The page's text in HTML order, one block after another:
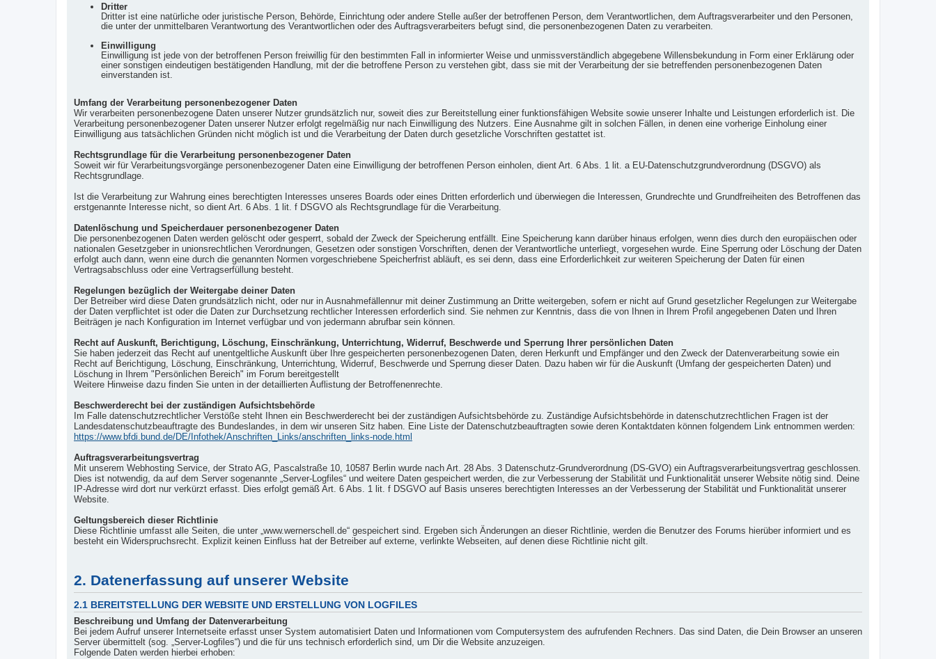
Dritter
Dritter ist eine natürliche oder juristische Person, Behörde, Einrichtung oder andere Stelle außer der betroffenen Person, dem Verantwortlichen, dem Auftragsverarbeiter und den Personen,
die unter der unmittelbaren Verantwortung des Verantwortlichen oder des Auftragsverarbeiters befugt sind, die personenbezogenen Daten zu verarbeiten.
Einwilligung
Einwilligung ist jede von der betroffenen Person freiwillig für den bestimmten Fall in informierter Weise und unmissverständlich abgegebene Willensbekundung in Form einer Erklärung oder
einer sonstigen eindeutigen bestätigenden Handlung, mit der die betroffene Person zu verstehen gibt, dass sie mit der Verarbeitung der sie betreffenden personenbezogenen Daten
einverstanden ist.
Umfang der Verarbeitung personenbezogener Daten
Wir verarbeiten personenbezogene Daten unserer Nutzer grundsätzlich nur, soweit dies zur Bereitstellung einer funktionsfähigen Website sowie unserer Inhalte und Leistungen erforderlich ist. Die
Verarbeitung personenbezogener Daten unserer Nutzer erfolgt regelmäßig nur nach Einwilligung des Nutzers. Eine Ausnahme gilt in solchen Fällen, in denen eine vorherige Einholung einer
Einwilligung aus tatsächlichen Gründen nicht möglich ist und die Verarbeitung der Daten durch gesetzliche Vorschriften gestattet ist.
Rechtsgrundlage für die Verarbeitung personenbezogener Daten
Soweit wir für Verarbeitungsvorgänge personenbezogener Daten eine Einwilligung der betroffenen Person einholen, dient Art. 6 Abs. 1 lit. a EU-Datenschutzgrundverordnung (DSGVO) als
Rechtsgrundlage.
Ist die Verarbeitung zur Wahrung eines berechtigten Interesses unseres Boards oder eines Dritten erforderlich und überwiegen die Interessen, Grundrechte und Grundfreiheiten des Betroffenen das
erstgenannte Interesse nicht, so dient Art. 6 Abs. 1 lit. f DSGVO als Rechtsgrundlage für die Verarbeitung.
Datenlöschung und Speicherdauer personenbezogener Daten
Die personenbezogenen Daten werden gelöscht oder gesperrt, sobald der Zweck der Speicherung entfällt. Eine Speicherung kann darüber hinaus erfolgen, wenn dies durch den europäischen oder
nationalen Gesetzgeber in unionsrechtlichen Verordnungen, Gesetzen oder sonstigen Vorschriften, denen der Verantwortliche unterliegt, vorgesehen wurde. Eine Sperrung oder Löschung der Daten
erfolgt auch dann, wenn eine durch die genannten Normen vorgeschriebene Speicherfrist abläuft, es sei denn, dass eine Erforderlichkeit zur weiteren Speicherung der Daten für einen
Vertragsabschluss oder eine Vertragserfüllung besteht.
Regelungen bezüglich der Weitergabe deiner Daten
Der Betreiber wird diese Daten grundsätzlich nicht, oder nur in Ausnahmefällennur mit deiner Zustimmung an Dritte weitergeben, sofern er nicht auf Grund gesetzlicher Regelungen zur Weitergabe
der Daten verpflichtet ist oder die Daten zur Durchsetzung rechtlicher Interessen erforderlich sind. Sie nehmen zur Kenntnis, dass die von Ihnen in Ihrem Profil angegebenen Daten und Ihren
Beiträgen je nach Konfiguration im Internet verfügbar und von jedermann abrufbar sein können.
Recht auf Auskunft, Berichtigung, Löschung, Einschränkung, Unterrichtung, Widerruf, Beschwerde und Sperrung Ihrer persönlichen Daten
Sie haben jederzeit das Recht auf unentgeltliche Auskunft über Ihre gespeicherten personenbezogenen Daten, deren Herkunft und Empfänger und den Zweck der Datenverarbeitung sowie ein
Recht auf Berichtigung, Löschung, Einschränkung, Unterrichtung, Widerruf, Beschwerde und Sperrung dieser Daten. Dazu haben wir für die Auskunft (Umfang der gespeicherten Daten) und
Löschung in Ihrem "Persönlichen Bereich" im Forum bereitgestellt
Weitere Hinweise dazu finden Sie unten in der detaillierten Auflistung der Betroffenenrechte.
Beschwerderecht bei der zuständigen Aufsichtsbehörde
Im Falle datenschutzrechtlicher Verstöße steht Ihnen ein Beschwerderecht bei der zuständigen Aufsichtsbehörde zu. Zuständige Aufsichtsbehörde in datenschutzrechtlichen Fragen ist der
Landesdatenschutzbeauftragte des Bundeslandes, in dem wir unseren Sitz haben. Eine Liste der Datenschutzbeauftragten sowie deren Kontaktdaten können folgendem Link entnommen werden:
https://www.bfdi.bund.de/DE/Infothek/Anschriften_Links/anschriften_links-node.html
Auftragsverarbeitungsvertrag
Mit unserem Webhosting Service, der Strato AG, Pascalstraße 10, 10587 Berlin wurde nach Art. 28 Abs. 3 Datenschutz-Grundverordnung (DS-GVO) ein Auftragsverarbeitungsvertrag geschlossen.
Dies ist notwendig, da auf dem Server sogenannte „Server-Logfiles“ und weitere Daten gespeichert werden, die zur Verbesserung der Stabilität und Funktionalität unserer Website nötig sind. Deine
IP-Adresse wird dort nur verkürzt erfasst. Dies erfolgt gemäß Art. 6 Abs. 1 lit. f DSGVO auf Basis unseres berechtigten Interesses an der Verbesserung der Stabilität und Funktionalität unserer
Website.
Geltungsbereich dieser Richtlinie
Diese Richtlinie umfasst alle Seiten, die unter „www.wernerschell.de“ gespeichert sind. Ergeben sich Änderungen an dieser Richtlinie, werden die Benutzer des Forums hierüber informiert und es
besteht ein Widerspruchsrecht. Explizit keinen Einfluss hat der Betreiber auf externe, verlinkte Webseiten, auf denen diese Richtlinie nicht gilt.
2. Datenerfassung auf unserer Website
2.1 BEREITSTELLUNG DER WEBSITE UND ERSTELLUNG VON LOGFILES
Beschreibung und Umfang der Datenverarbeitung
Bei jedem Aufruf unserer Internetseite erfasst unser System automatisiert Daten und Informationen vom Computersystem des aufrufenden Rechners. Das sind Daten, die Dein Browser an unseren
Server übermittelt (sog. „Server-Logfiles“) und die für uns technisch erforderlich sind, um Dir die Website anzuzeigen.
Folgende Daten werden hierbei erhoben: